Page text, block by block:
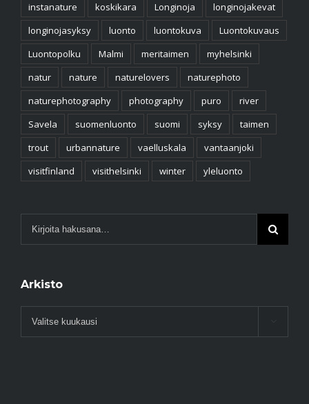
instanature
koskikara Longinoja
longinojakevat
longinojasyksy
luonto luontokuva
Luontokuvaus
Luontopolku
Malmi meritaimen
myhelsinki
natur
nature naturelovers
naturephoto
naturephotography
photography puro
river
Savela
suomenluonto suomi syksy
taimen
trout
urbannature vaelluskala
vantaanjoki
visitfinland
visithelsinki winter yleluonto
Arkisto
Arkisto